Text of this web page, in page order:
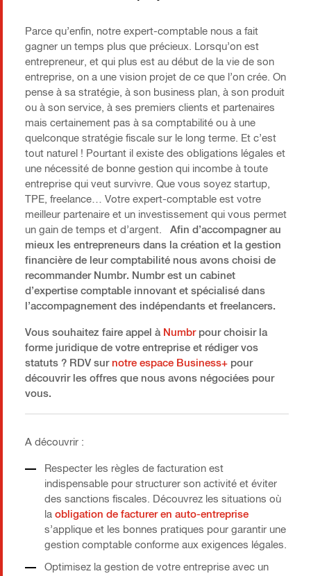
Parce qu’enfin, notre expert-comptable nous a fait
gagner un temps plus que précieux. Lorsqu’on est
entrepreneur, et qui plus est au début de la vie de son
entreprise, on a une vision projet de ce que l’on crée. On
pense à sa stratégie, à son business plan, à son produit
ou à son service, à ses premiers clients et partenaires
mais certainement pas à sa comptabilité ou à une
quelconque stratégie fiscale sur le long terme. Et c’est
tout naturel ! Pourtant il existe des obligations légales et
une nécessité de bonne gestion qui incombe à toute
entreprise qui veut survivre. Que vous soyez startup,
TPE, freelance… Votre expert-comptable est votre
meilleur partenaire et un investissement qui vous permet
un gain de temps et d’argent. Afin d’accompagner au
mieux les entrepreneurs dans la création et la gestion
financière de leur comptabilité nous avons choisi de
recommander Numbr. Numbr est un cabinet
d’expertise comptable innovant et spécialisé dans
l’accompagnement des indépendants et freelancers.
Vous souhaitez faire appel à Numbrpour choisir la
forme juridique de votre entreprise et rédiger vos
statuts ? RDV sur notre espace Business+ pour
découvrir les offres que nous avons négociées pour
vous.
A découvrir :
Respecter les règles de facturation est
indispensable pour structurer son activité et éviter
des sanctions fiscales. Découvrez les situations où
la obligation de facturer en auto-entreprise
s’applique et les bonnes pratiques pour garantir une
gestion comptable conforme aux exigences légales.
Optimisez la gestion de votre entreprise avec un